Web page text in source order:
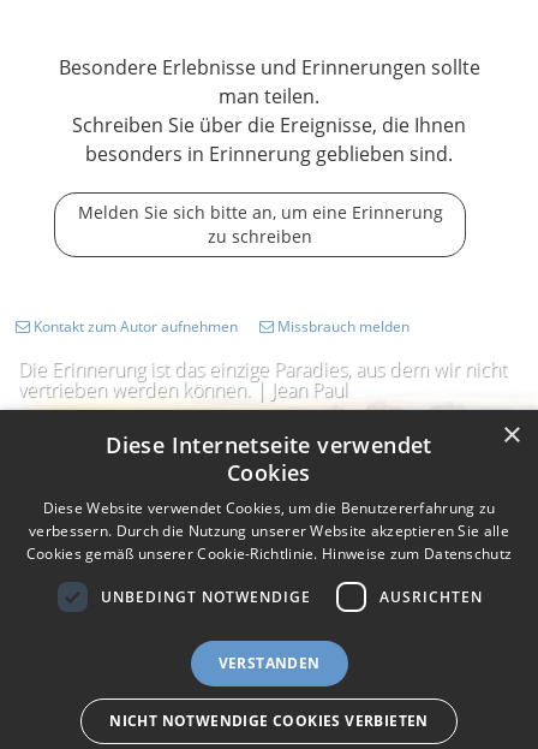
Besondere Erlebnisse und Erinnerungen sollte
man teilen.
Schreiben Sie über die Ereignisse, die Ihnen
besonders in Erinnerung geblieben sind.
Melden Sie sich bitte an, um eine Erinnerung
zu schreiben
Die Erinnerung ist das einzige Paradies, aus dem wir nicht
vertrieben werden können. | Jean Paul
Kontakt zum Autor aufnehmen Missbrauch melden
Nutzungsbedingungen Datenschutz
Barriere melden
m
A
c
Accessibility-Modus aktivieren
I
m
K
Kontrastmodus aktivieren
eigenes Gedenkportal erstellen
×
Diese Internetseite verwendet
Cookies
Diese Website verwendet Cookies, um die Benutzererfahrung zu
verbessern. Durch die Nutzung unserer Website akzeptieren Sie alle
Cookies gemäß unserer Cookie-Richtlinie. Hinweise zum Datenschutz
UNBEDINGT NOTWENDIGE AUSRICHTEN
VERSTANDEN
NICHT NOTWENDIGE COOKIES VERBIETEN